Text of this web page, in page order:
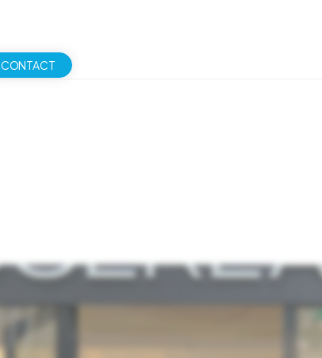
CONTACT